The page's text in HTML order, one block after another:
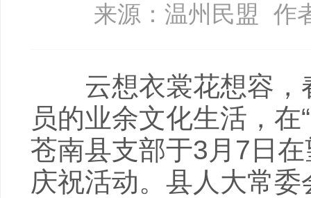
来源：温州民盟 作
云想衣裳花想容，
员的业余文化生活，
苍南县支部于3月7日
庆祝活动。县人大常